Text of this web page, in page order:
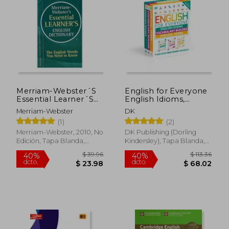
dcto. $ 85.26 dcto. $
Merriam-Webster´S
Essential Learner´S
English Dictionary (en
Inglés)
Merriam-Webster
(1)
Merriam-Webster, 2010, No
Edición, Tapa Blanda,
Nuevo
English for Everyone
English Idioms,
Vocabulary Builder,
Phrasal Verbs 3 Book
box set (en Inglés)
DK
(2)
DK Publishing (Dorling
Kindersley), Tapa Blanda,
Nuevo